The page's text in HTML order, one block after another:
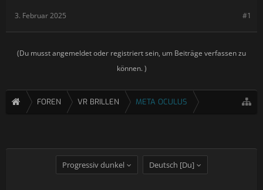
#1
3. Februar 2025
(Du musst angemeldet oder registriert sein, um Beiträge verfassen zu
können. )
FOREN VR BRILLEN META OCULUS
Progressiv dunkel Deutsch [Du]